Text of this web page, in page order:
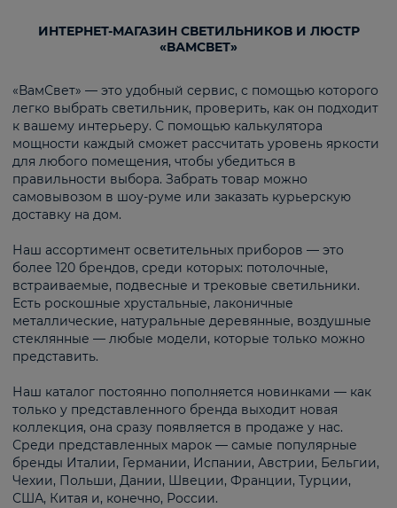
ИНТЕРНЕТ-МАГАЗИН СВЕТИЛЬНИКОВ И ЛЮСТР
«ВАМСВЕТ»
«ВамСвет» — это удобный сервис, с помощью которого
легко выбрать светильник, проверить, как он подходит
к вашему интерьеру. С помощью калькулятора
мощности каждый сможет рассчитать уровень яркости
для любого помещения, чтобы убедиться в
правильности выбора. Забрать товар можно
самовывозом в шоу-руме или заказать курьерскую
доставку на дом.
Наш ассортимент осветительных приборов — это
более 120 брендов, среди которых: потолочные,
встраиваемые, подвесные и трековые светильники.
Есть роскошные хрустальные, лаконичные
металлические, натуральные деревянные, воздушные
стеклянные — любые модели, которые только можно
представить.
Наш каталог постоянно пополняется новинками — как
только у представленного бренда выходит новая
коллекция, она сразу появляется в продаже у нас.
Среди представленных марок — самые популярные
бренды Италии, Германии, Испании, Австрии, Бельгии,
Чехии, Польши, Дании, Швеции, Франции, Турции,
США, Китая и, конечно, России.